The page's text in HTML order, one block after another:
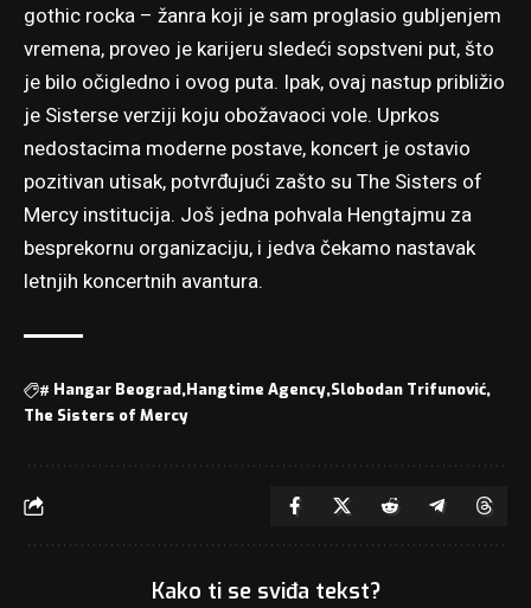
gothic rocka – žanra koji je sam proglasio gubljenjem
vremena, proveo je karijeru sledeći sopstveni put, što
je bilo očigledno i ovog puta. Ipak, ovaj nastup približio
je Sisterse verziji koju obožavaoci vole. Uprkos
nedostacima moderne postave, koncert je ostavio
pozitivan utisak, potvrđujući zašto su The Sisters of
Mercy institucija. Još jedna pohvala Hengtajmu za
besprekornu organizaciju, i jedva čekamo nastavak
letnjih koncertnih avantura.
# Hangar Beograd Hangtime Agency Slobodan Trifunović
The Sisters of Mercy
Kako ti se sviđa tekst?